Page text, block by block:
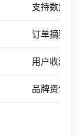
支持数量
订单摘要与
用户收藏的
品牌资讯/